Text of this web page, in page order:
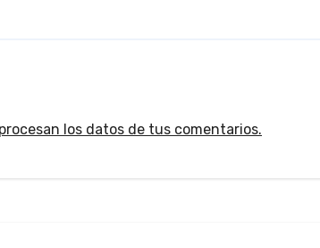
los datos de tus comentarios.